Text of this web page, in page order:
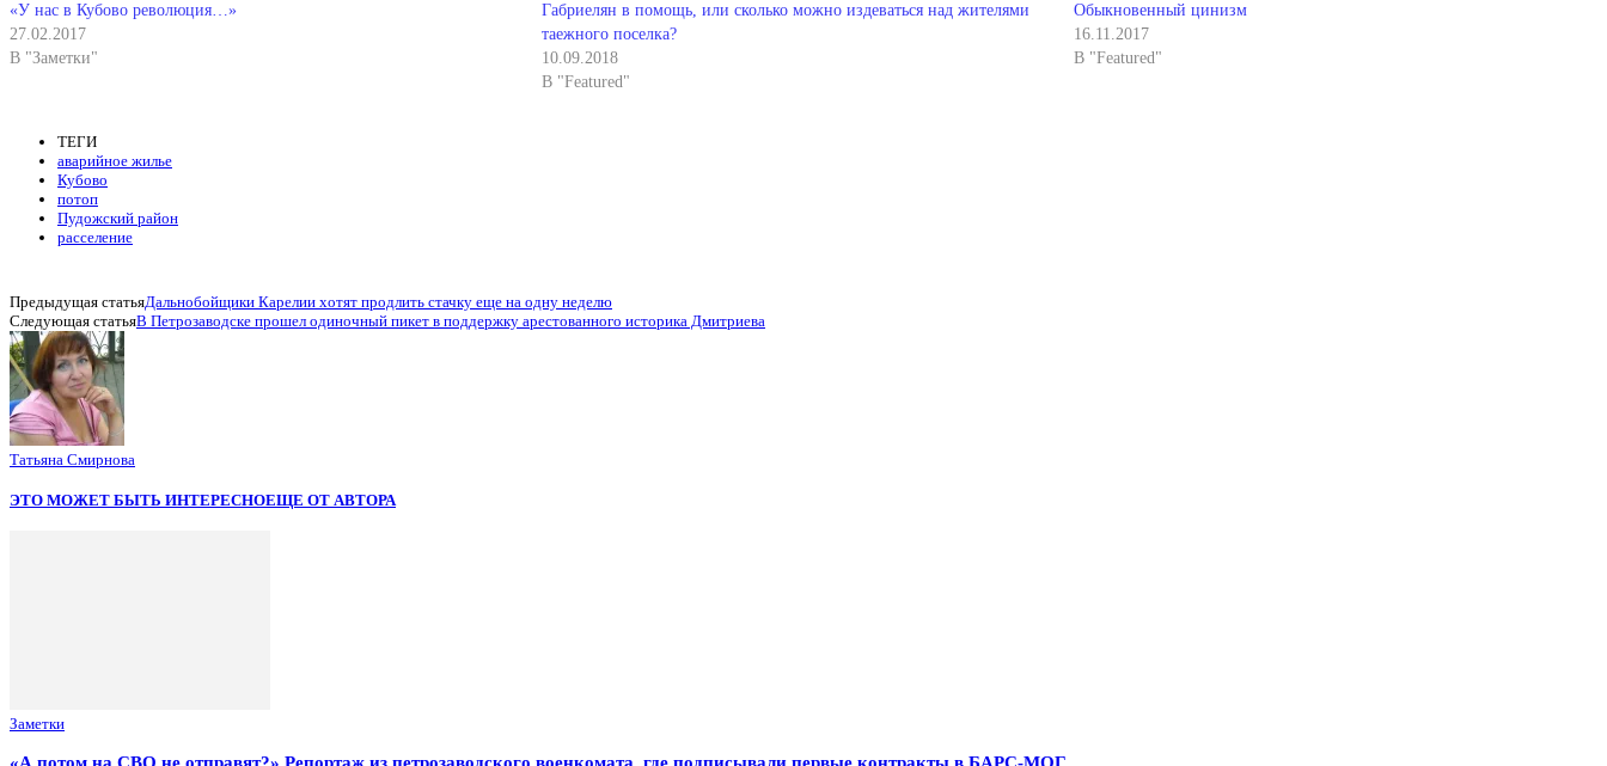
«У нас в Кубово революция…»
27.02.2017
В "Заметки"
Габриелян в помощь, или сколько можно издеваться над жителями
таежного поселка?
10.09.2018
В "Featured"
Обыкновенный цинизм
16.11.2017
В "Featured"
ТЕГИ
аварийное жилье
Кубово
потоп
Пудожский район
расселение
Предыдущая статьяДальнобойщики Карелии хотят продлить стачку еще на одну неделю
Следующая статьяВ Петрозаводске прошел одиночный пикет в поддержку арестованного историка Дмитриева
Татьяна Смирнова
ЭТО МОЖЕТ БЫТЬ ИНТЕРЕСНОЕЩЕ ОТ АВТОРА
Заметки